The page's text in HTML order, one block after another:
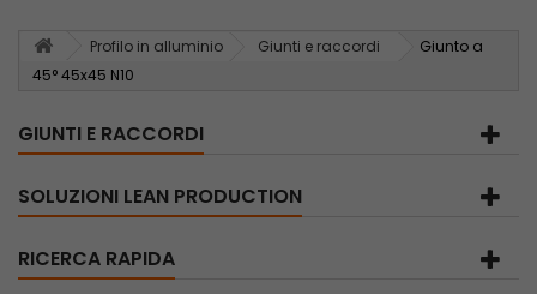
Profilo in alluminio Giunti e raccordi
Giunto a
45° 45x45 N10
GIUNTI E RACCORDI
SOLUZIONI LEAN PRODUCTION
RICERCA RAPIDA